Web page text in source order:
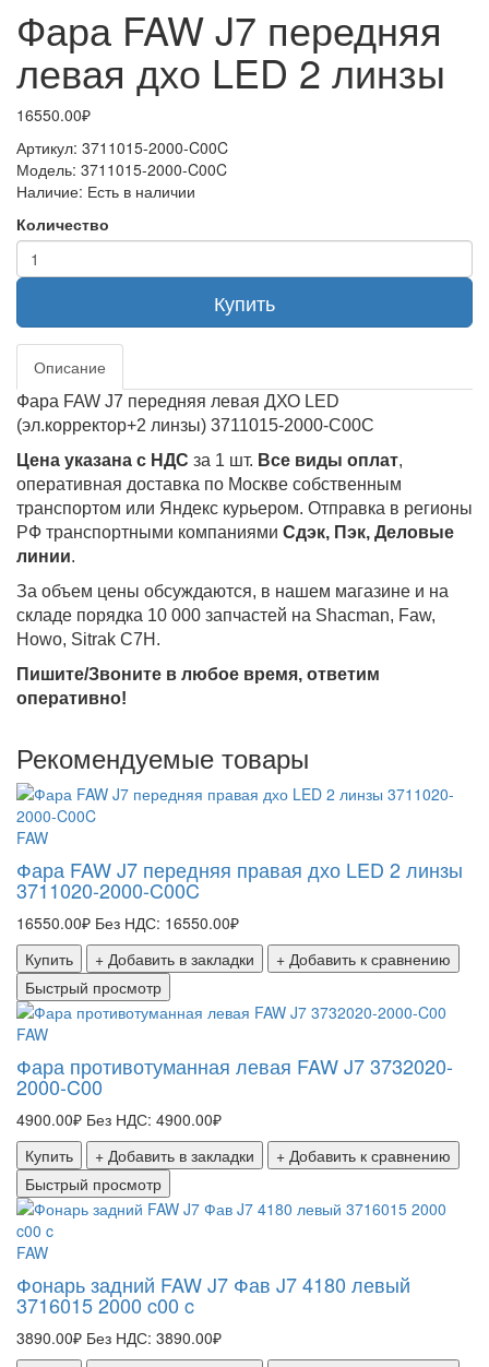
Фара FAW J7 передняя
левая дхо LED 2 линзы
16550.00₽
Артикул: 3711015-2000-C00C
Модель: 3711015-2000-C00C
Наличие: Есть в наличии
Количество
Купить
Описание
Фара FAW J7 передняя левая ДХО LED
(эл.корректор+2 линзы) 3711015-2000-C00C
Цена указана с НДС за 1 шт. Все виды оплат,
оперативная доставка по Москве собственным
транспортом или Яндекс курьером. Отправка в регионы
РФ транспортными компаниями Сдэк, Пэк, Деловые
линии.
За объем цены обсуждаются, в нашем магазине и на
складе порядка 10 000 запчастей на Shacman, Faw,
Howo, Sitrak C7H.
Пишите/Звоните в любое время, ответим
оперативно!
Рекомендуемые товары
FAW
Фара FAW J7 передняя правая дхо LED 2 линзы
3711020-2000-C00C
16550.00₽ Без НДС: 16550.00₽
Купить
+ Добавить в закладки
+ Добавить к сравнению
Быстрый просмотр
FAW
Фара противотуманная левая FAW J7 3732020-
2000-C00
4900.00₽ Без НДС: 4900.00₽
Купить
+ Добавить в закладки
+ Добавить к сравнению
Быстрый просмотр
FAW
Фонарь задний FAW J7 Фав J7 4180 левый
3716015 2000 c00 c
3890.00₽ Без НДС: 3890.00₽